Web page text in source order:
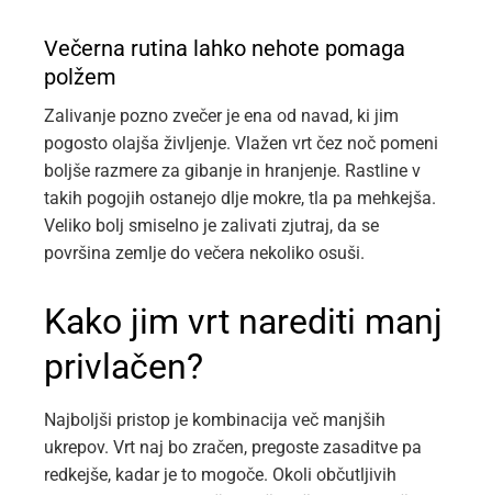
Večerna rutina lahko nehote pomaga
polžem
Zalivanje pozno zvečer je ena od navad, ki jim
pogosto olajša življenje. Vlažen vrt čez noč pomeni
boljše razmere za gibanje in hranjenje. Rastline v
takih pogojih ostanejo dlje mokre, tla pa mehkejša.
Veliko bolj smiselno je zalivati zjutraj, da se
površina zemlje do večera nekoliko osuši.
Kako jim vrt narediti manj
privlačen?
Najboljši pristop je kombinacija več manjših
ukrepov. Vrt naj bo zračen, pregoste zasaditve pa
redkejše, kadar je to mogoče. Okoli občutljivih